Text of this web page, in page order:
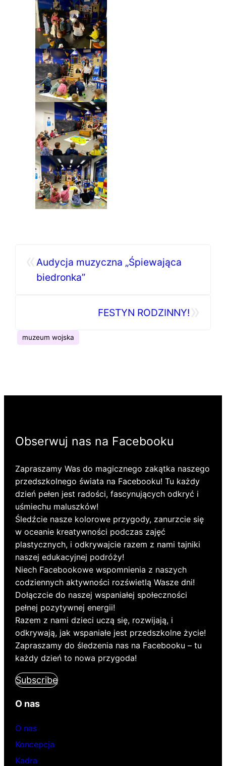
«Audycja muzyczna „Śpiewająca
biedronka”
FESTYN RODZINNY!
muzeum wojska
Obserwuj nas na Facebooku
Zapraszamy Was do magicznego zakątka naszego
przedszkolnego świata na Facebooku! Tu każdy
dzień pełen jest radości, fascynujących odkryć i
uśmiechu maluszków!
Śledźcie nasze kolorowe przygody, zanurzcie się
w oceanie kreatywności podczas zajęć
plastycznych, i odkrywajcie razem z nami tajniki
naszej edukacyjnej podróży!
Niech Facebookowe wspomnienia z naszych
codziennych aktywności rozświetlą Wasze dni!
Dołączcie do naszej wspaniałej społeczności
pełnej pozytywnej energii!
Razem z nami dzieci uczą się, rozwijają, i
odkrywają, jak wspaniałe jest przedszkolne życie!
Zapraszamy do śledzenia nas na Facebooku – tu
każdy dzień to nowa przygoda!
Subscribe
O nas
O nas
Koncepcja
Kadra